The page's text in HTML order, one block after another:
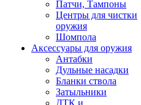
Патчи, Тампоны
Центры для чистки
оружия
Шомпола
Аксессуары для оружия
Антабки
Дульные насадки
Бланки ствола
Затыльники
ДТК и